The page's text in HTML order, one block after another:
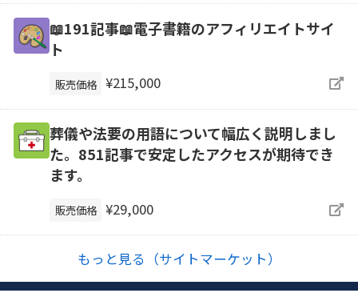
📖191記事📖電子書籍のアフィリエイトサイ
ト
販売価格 ¥215,000
葬儀や法要の用語について幅広く説明しまし
た。851記事で安定したアクセスが期待でき
ます。
販売価格 ¥29,000
もっと見る（サイトマーケット）